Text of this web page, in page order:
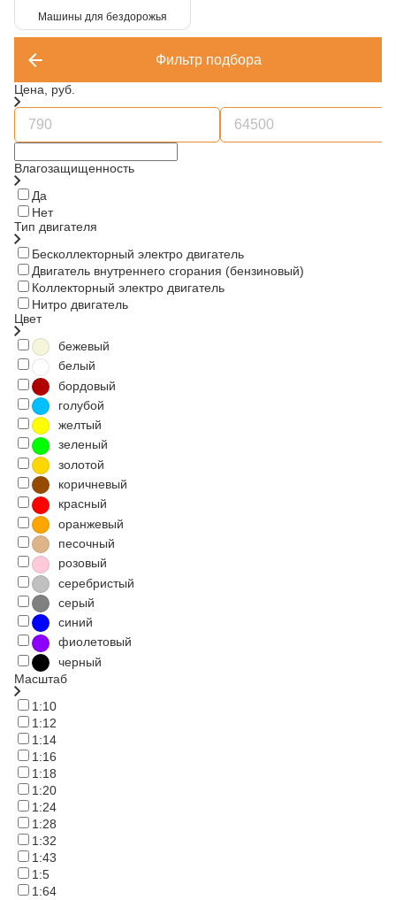
Машины для бездорожья
Фильтр подбора
Цена, руб.
Влагозащищенность
Да
Нет
Тип двигателя
Бесколлекторный электро двигатель
Двигатель внутреннего сгорания (бензиновый)
Коллекторный электро двигатель
Нитро двигатель
Цвет
бежевый
белый
бордовый
голубой
желтый
зеленый
золотой
коричневый
красный
оранжевый
песочный
розовый
серебристый
серый
синий
фиолетовый
черный
Масштаб
1:10
1:12
1:14
1:16
1:18
1:20
1:24
1:28
1:32
1:43
1:5
1:64